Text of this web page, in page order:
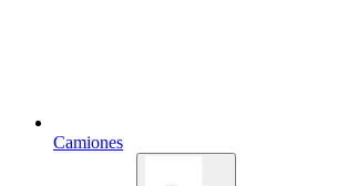
Camiones